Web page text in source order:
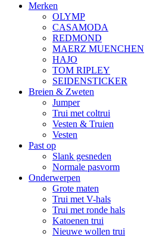
Merken
OLYMP
CASAMODA
REDMOND
MAERZ MUENCHEN
HAJO
TOM RIPLEY
SEIDENSTICKER
Breien & Zweten
Jumper
Trui met coltrui
Vesten & Truien
Vesten
Past op
Slank gesneden
Normale pasvorm
Onderwerpen
Grote maten
Trui met V-hals
Trui met ronde hals
Katoenen trui
Nieuwe wollen trui